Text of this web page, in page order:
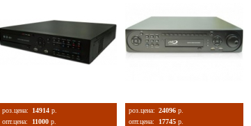
роз.цена: 14914 р.
опт.цена:
11000 р.
роз.цена: 24096 р.
опт.цена:
17745 р.